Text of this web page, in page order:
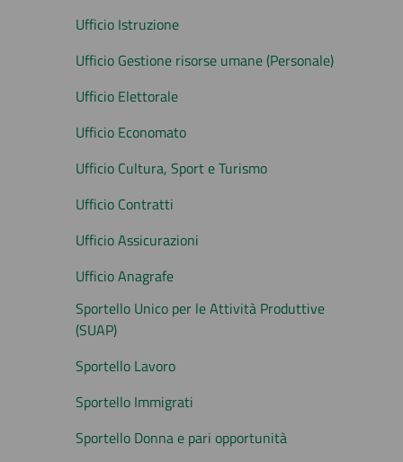
Ufficio Istruzione
Ufficio Gestione risorse umane (Personale)
Ufficio Elettorale
Ufficio Economato
Ufficio Cultura, Sport e Turismo
Ufficio Contratti
Ufficio Assicurazioni
Ufficio Anagrafe
Sportello Unico per le Attività Produttive
(SUAP)
Sportello Lavoro
Sportello Immigrati
Sportello Donna e pari opportunità